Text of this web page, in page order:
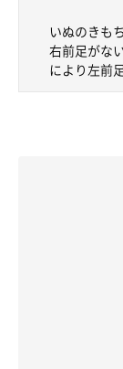
写真／犬丸美恵
写真提供／Iさん
取材・文／袴 もな
いぬのきもち
右前足がな
により左前